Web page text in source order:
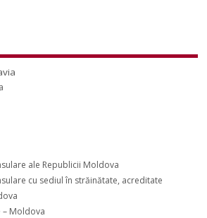
ale Republicii Moldova
cu sediul în străinătate, acreditate
– Moldova